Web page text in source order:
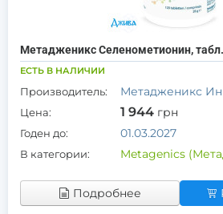
Метадженикс Селенометионин,
ЕСТЬ В НАЛИЧИИ
Производитель: Метадженикс
Цена: 1 944 грн
Годен до: 01.03.2027
В категории: Metagenics
Подробнее